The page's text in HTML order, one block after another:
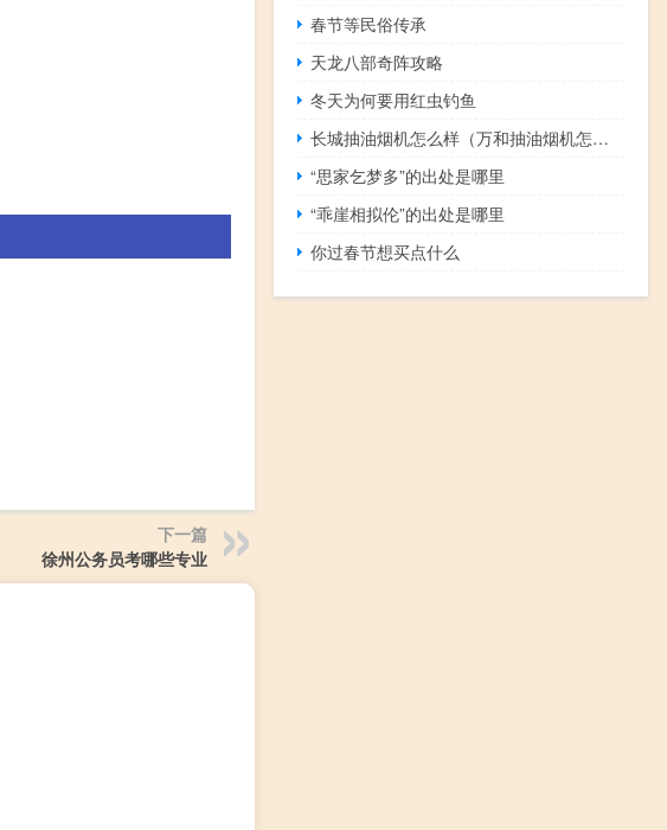
下一篇
徐州公务员考哪些专业
春节等民俗传承
天龙八部奇阵攻略
冬天为何要用红虫钓鱼
长城抽油烟机怎么样（万和抽油烟机怎么样）
“思家乞梦多”的出处是哪里
“乖崖相拟伦”的出处是哪里
你过春节想买点什么